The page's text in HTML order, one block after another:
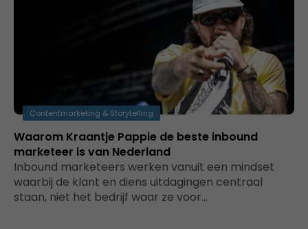
Contentmarketing & Storytelling
Waarom Kraantje Pappie de beste inbound
marketeer is van Nederland
Inbound marketeers werken vanuit een mindset
waarbij de klant en diens uitdagingen centraal
staan, niet het bedrijf waar ze voor…